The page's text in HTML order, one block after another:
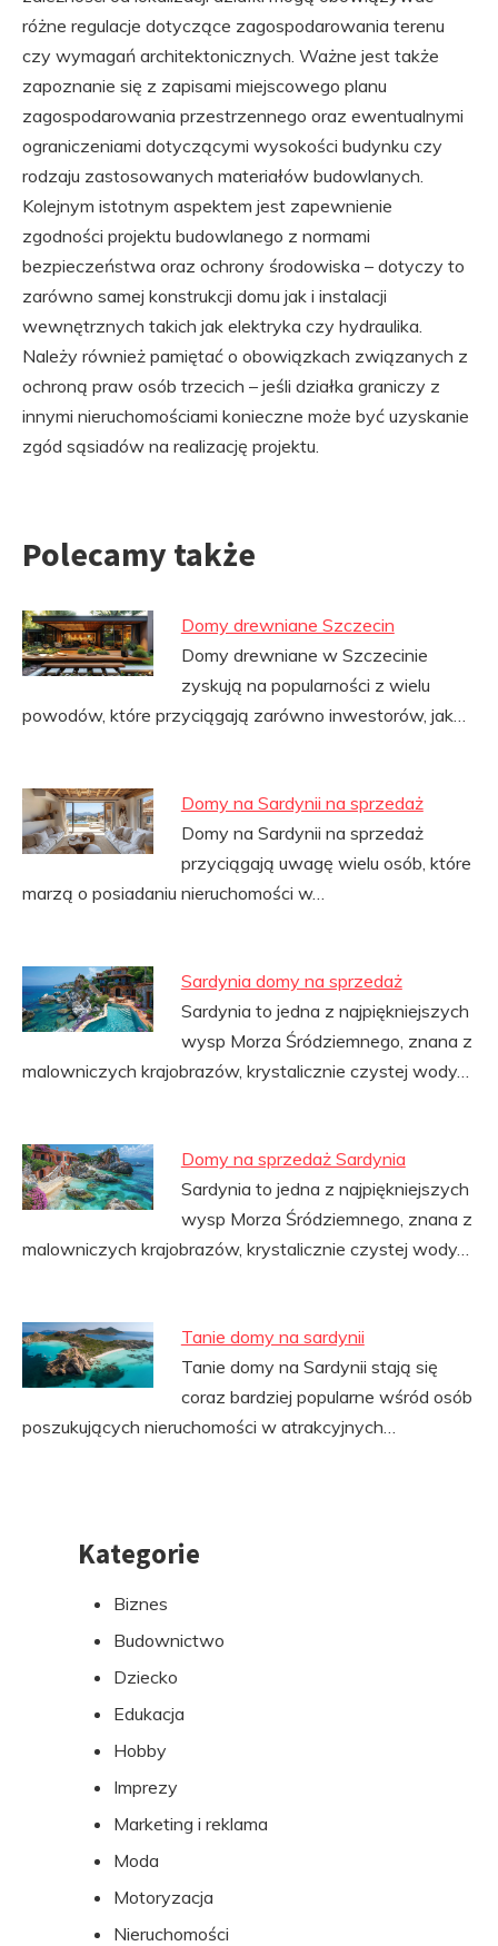
różne regulacje dotyczące zagospodarowania terenu
czy wymagań architektonicznych. Ważne jest także
zapoznanie się z zapisami miejscowego planu
zagospodarowania przestrzennego oraz ewentualnymi
ograniczeniami dotyczącymi wysokości budynku czy
rodzaju zastosowanych materiałów budowlanych.
Kolejnym istotnym aspektem jest zapewnienie
zgodności projektu budowlanego z normami
bezpieczeństwa oraz ochrony środowiska – dotyczy to
zarówno samej konstrukcji domu jak i instalacji
wewnętrznych takich jak elektryka czy hydraulika.
Należy również pamiętać o obowiązkach związanych z
ochroną praw osób trzecich – jeśli działka graniczy z
innymi nieruchomościami konieczne może być uzyskanie
zgód sąsiadów na realizację projektu.
Polecamy także
Domy drewniane Szczecin
Domy drewniane w Szczecinie
zyskują na popularności z wielu
powodów, które przyciągają zarówno inwestorów, jak…
Domy na Sardynii na sprzedaż
Domy na Sardynii na sprzedaż
przyciągają uwagę wielu osób, które
marzą o posiadaniu nieruchomości w…
Sardynia domy na sprzedaż
Sardynia to jedna z najpiękniejszych
wysp Morza Śródziemnego, znana z
malowniczych krajobrazów, krystalicznie czystej wody…
Domy na sprzedaż Sardynia
Sardynia to jedna z najpiękniejszych
wysp Morza Śródziemnego, znana z
malowniczych krajobrazów, krystalicznie czystej wody…
Tanie domy na sardynii
Tanie domy na Sardynii stają się
coraz bardziej popularne wśród osób
poszukujących nieruchomości w atrakcyjnych…
PrzejdźKategorie
Biznes
Budownictwo
Dziecko
Edukacja
Hobby
Imprezy
Marketing i reklama
Moda
Motoryzacja
Nieruchomości